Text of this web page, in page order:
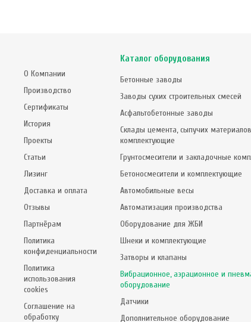
О Компании
Производство
Сертификаты
История
Проекты
Статьи
Лизинг
Доставка и оплата
Отзывы
Партнёрам
Политика
конфиденциальности
Политика
использования
cookies
Соглашение на
обработку
Каталог оборудования
Бетонные заводы
Заводы сухих строительных смесей
Асфальтобетонные заводы
Склады цемента, сыпучих
комплектующие
Грунтосмесители и закладочные
Бетоносмесители и комплектующие
Автомобильные весы
Автоматизация производства
Оборудование для ЖБИ
Шнеки и комплектующие
Затворы и клапаны
Вибрационное, аэрационное и
оборудование
Датчики
Дополнительное оборудование